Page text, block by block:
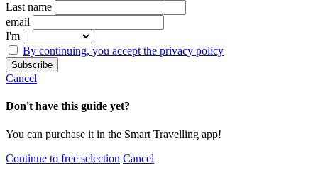
Last name
email
I'm
By continuing, you accept the privacy policy
Cancel
Don't have this guide yet?
You can purchase it in the Smart Travelling app!
Continue to free selection Cancel